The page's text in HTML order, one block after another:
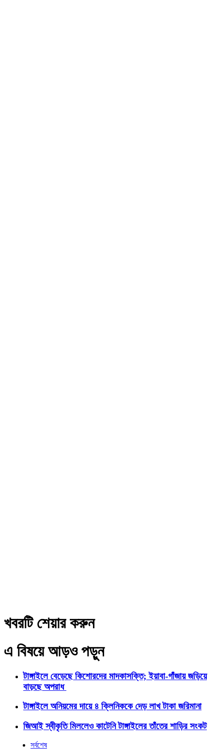
খবরটি শেয়ার করুন
এ বিষয়ে আড়ও পড়ুন
টাঙ্গাইলে বেড়েছে কিশোরদের মাদকাসক্তি; ইয়াবা-গাঁজায় জড়িয়ে
বাড়ছে অপরাধ
টাঙ্গাইলে অনিয়মের দায়ে ৪ ক্লিনিককে দেড় লাখ টাকা জরিমানা
জিআই স্বীকৃতি মিললেও কাটেনি টাঙ্গাইলের তাঁতের শাড়ির সংকট
সর্বশেষ